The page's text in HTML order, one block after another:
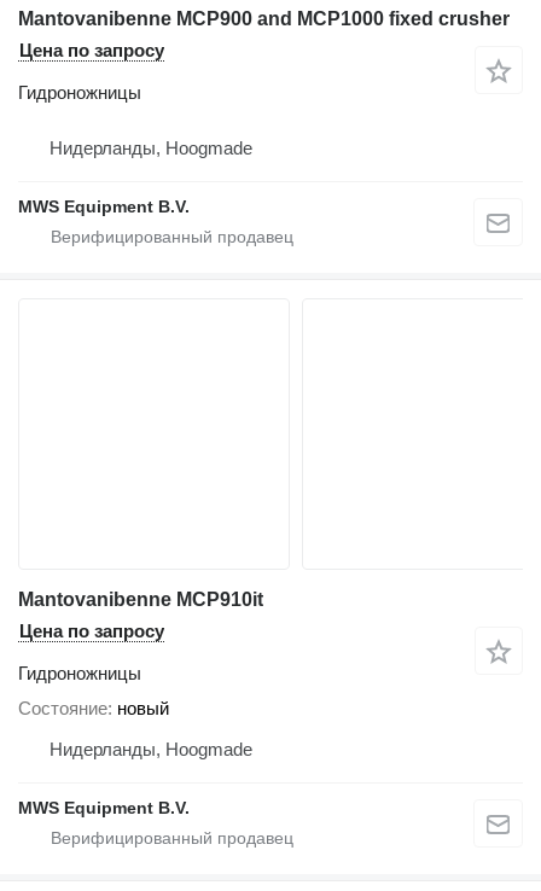
Mantovanibenne MCP900 and MCP1000 fixed crusher
Цена по запросу
Гидроножницы
Нидерланды, Hoogmade
MWS Equipment B.V.
Mantovanibenne MCP910it
Цена по запросу
Гидроножницы
Состояние новый
Нидерланды, Hoogmade
MWS Equipment B.V.